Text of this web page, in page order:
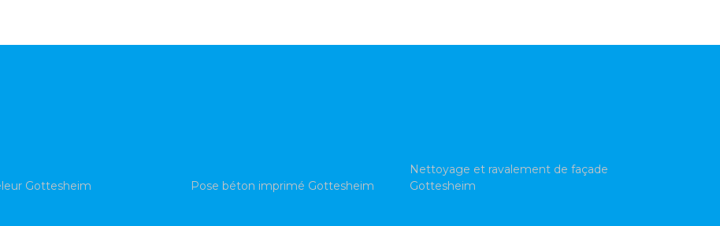
Gottesheim Pose béton imprimé Gottesheim
Nettoyage et ravalement de façade
Gottesheim